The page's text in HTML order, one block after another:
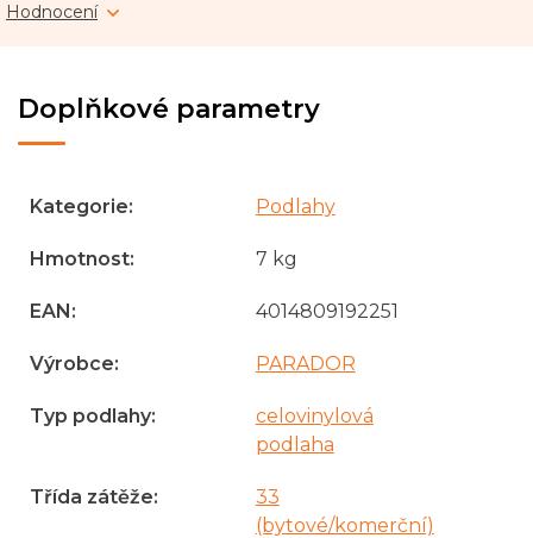
Hodnocení
Doplňkové parametry
Kategorie: Podlahy
Hmotnost: 7 kg
EAN: 4014809192251
Výrobce: PARADOR
Typ podlahy:
celovinylová
podlaha
Třída zátěže:
33
(bytové/komerční)